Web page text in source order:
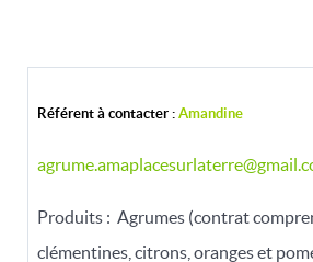
Référent à contacter : Amandine
Produits : Agrumes (contrat
clémentines, citrons, oranges et